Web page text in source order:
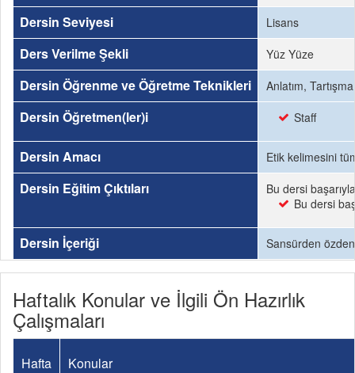
Dersin Seviyesi Lisans
Ders Verilme Şekli Yüz Yüze
Dersin Öğrenme ve Öğretme Teknikleri Anlatım,
Dersin Öğretmen(ler)i Staff
Dersin Amacı Etik kelimesini
Dersin Eğitim Çıktıları
Bu dersi
Bu dersi
Dersin İçeriği Sansürden
Haftalık Konular ve İlgili Ön Hazırlık
Çalışmaları
Hafta Konular